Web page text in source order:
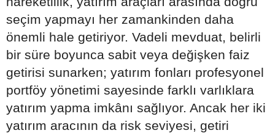
seçim yapmayı her zamankinden daha
önemli hale getiriyor. Vadeli mevduat, belirli
bir süre boyunca sabit veya değişken faiz
getirisi sunarken; yatırım fonları profesyonel
portföy yönetimi sayesinde farklı varlıklara
yatırım yapma imkânı sağlıyor. Ancak her iki
yatırım aracının da risk seviyesi, getiri